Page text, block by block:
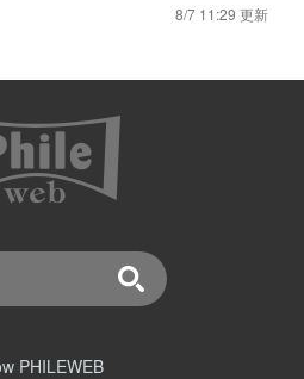
8/7 11:29 更新
PHILEWEB